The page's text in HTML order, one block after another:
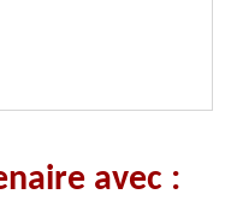
avec :